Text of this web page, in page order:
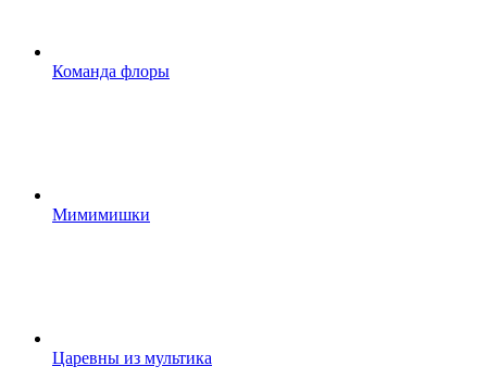
Команда флоры
Мимимишки
Царевны из мультика